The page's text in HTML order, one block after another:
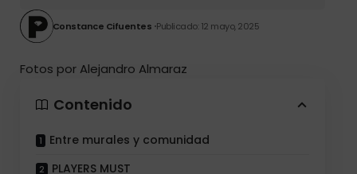
Constance Cifuentes Publicado: 12 mayo, 2025
Fotos por Alejandro Almaraz
Contenido
Entre murales y comunidad
PLAYERS MUST